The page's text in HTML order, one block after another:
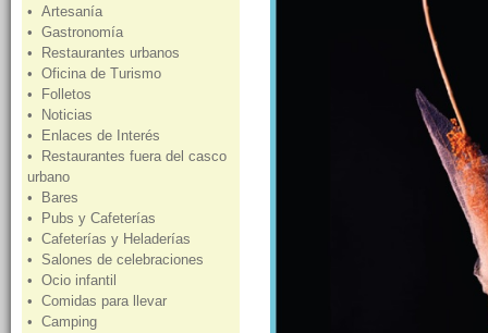
• Artesanía
• Gastronomía
• Restaurantes urbanos
• Oficina de Turismo
• Folletos
• Noticias
• Enlaces de Interés
• Restaurantes fuera del casco
urbano
• Bares
• Pubs y Cafeterías
• Cafeterías y Heladerías
• Salones de celebraciones
• Ocio infantil
• Comidas para llevar
• Camping